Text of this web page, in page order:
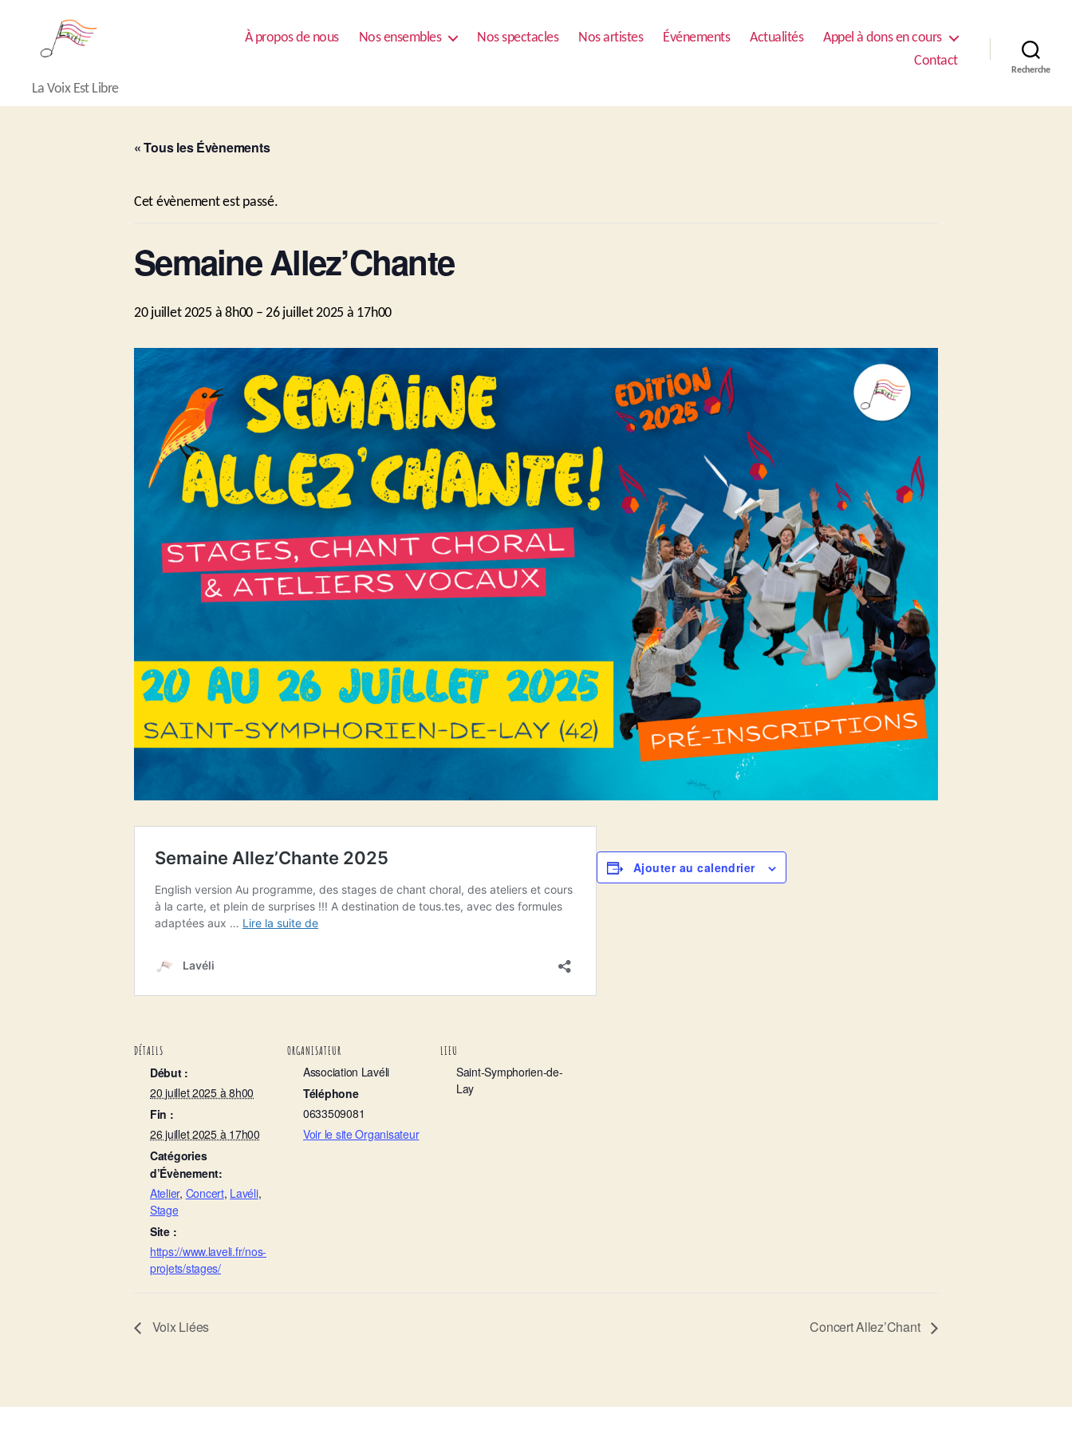
Lavéli
La Voix Est Libre
À propos de nous Nos ensembles Nos spectacles Nos artistes Événements Actualités
Appel à dons en cours
Contact
Recherche
« Tous les Évènements
Cet évènement est passé.
Semaine Allez’Chante
20 juillet 2025 à 8h00 –26 juillet 2025 à 17h00
Ajouter au calendrier
DÉTAILS
Début :
20 juillet 2025 à 8h00
Fin :
26 juillet 2025 à 17h00
Catégories
d’Évènement:
Atelier, Concert, Lavéli,
Stage
Site :
https://www.laveli.fr/nos-
projets/stages/
ORGANISATEUR
Association Lavéli
Téléphone
0633509081
Voir le site Organisateur
LIEU
Saint-Symphorien-de-
Lay
Voix Liées Concert Allez’Chant